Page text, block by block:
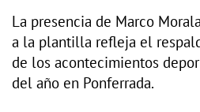
La presencia de Marco
a la plantilla refleja el
de los acontecimientos
del año en Ponferrada.